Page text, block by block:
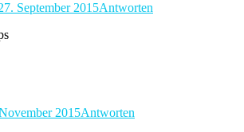
September 2015Antworten
2015Antworten